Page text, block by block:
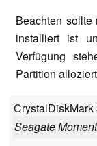
Beachten sollte
installiert ist
Verfügung
Partition
CrystalDiskMark
Seagate